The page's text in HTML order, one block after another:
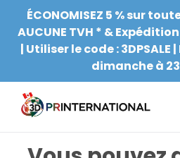
contenu
ÉCONOMISEZ 5 % sur
AUCUNE TVH * &
| Utiliser le code :
dimanche à 23